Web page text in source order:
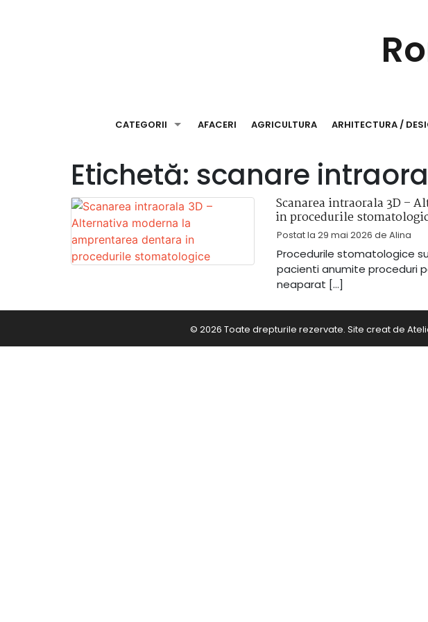
CATEGORII AFACERI AGRICULTURA ARHITECTURA /
Etichetă: scanare
Scanarea intraorala 3D –
in procedurile
Postat la 29 mai 2026 de Alina
Procedurile stomatologice
pacienti anumite proceduri
neaparat […]
© 2026 Toate drepturile rezervate. Site creat de